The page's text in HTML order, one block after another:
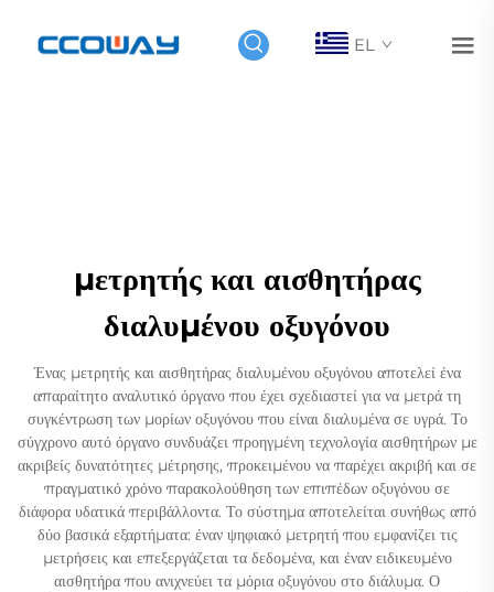
EL
μετρητής και αισθητήρας
διαλυμένου οξυγόνου
Ένας μετρητής και αισθητήρας διαλυμένου οξυγόνου αποτελεί ένα
απαραίτητο αναλυτικό όργανο που έχει σχεδιαστεί για να μετρά τη
συγκέντρωση των μορίων οξυγόνου που είναι διαλυμένα σε υγρά. Το
σύγχρονο αυτό όργανο συνδυάζει προηγμένη τεχνολογία αισθητήρων με
ακριβείς δυνατότητες μέτρησης, προκειμένου να παρέχει ακριβή και σε
πραγματικό χρόνο παρακολούθηση των επιπέδων οξυγόνου σε
διάφορα υδατικά περιβάλλοντα. Το σύστημα αποτελείται συνήθως από
δύο βασικά εξαρτήματα: έναν ψηφιακό μετρητή που εμφανίζει τις
μετρήσεις και επεξεργάζεται τα δεδομένα, και έναν ειδικευμένο
αισθητήρα που ανιχνεύει τα μόρια οξυγόνου στο διάλυμα. Ο